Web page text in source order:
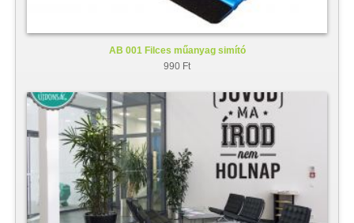
AB 001 Filces műanyag simító
990 Ft